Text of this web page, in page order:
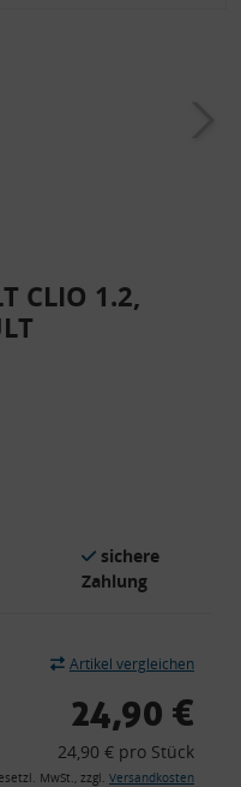
CLIO 1.2,
sichere
Zahlung
Artikel vergleichen
24,90 €
24,90 € pro Stück
MwSt., zzgl. Versandkosten